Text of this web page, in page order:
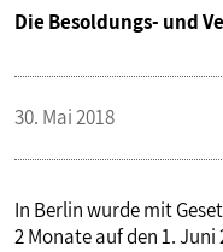
Die Besoldungs- und
30. Mai 2018
In Berlin wurde mit
2 Monate auf den 1.